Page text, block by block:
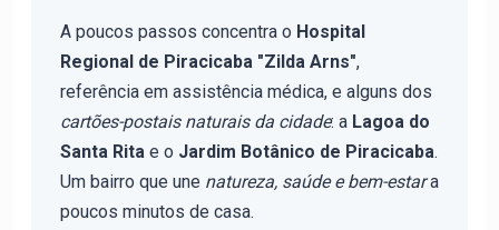
A poucos passos concentra o Hospital
Regional de Piracicaba "Zilda Arns",
referência em assistência médica, e alguns dos
cartões-postais naturais da cidade: a Lagoa do
Santa Rita e o Jardim Botânico de Piracicaba.
Um bairro que une natureza, saúde e bem-estara
poucos minutos de casa.